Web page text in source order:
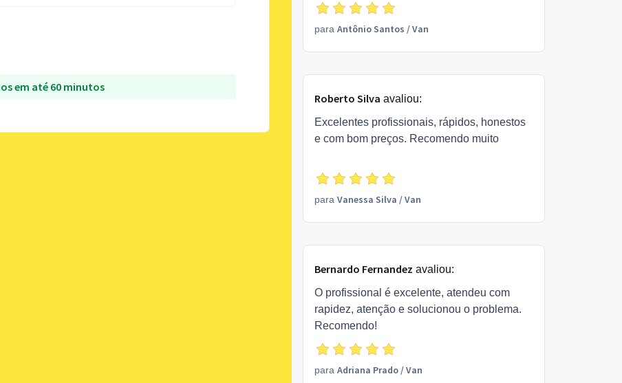
em até 60 minutos
para Antônio Santos /Van
Roberto Silva avaliou:
Excelentes profissionais, rápidos, honestos
e com bom preços. Recomendo muito
para Vanessa Silva /Van
Bernardo Fernandez avaliou:
O profissional é excelente, atendeu com
rapidez, atenção e solucionou o problema.
Recomendo!
para Adriana Prado/Van